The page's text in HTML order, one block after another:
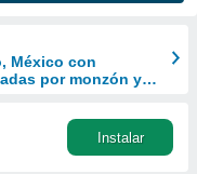
México con
por monzón y
Instalar